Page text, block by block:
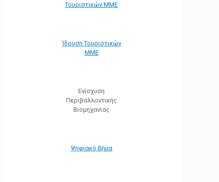
Τουριστικών ΜΜΕ
Ίδρυση Τουριστικών
ΜΜΕ
Ενίσχυση
Περιβαλλοντικής
Βιομηχανίας
Ψηφιακό Βήμα